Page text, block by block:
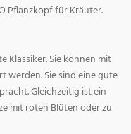
Pflanzkopf für Kräuter.
Klassiker. Sie können mit
werden. Sie sind eine gute
Gleichzeitig ist ein
mit roten Blüten oder zu